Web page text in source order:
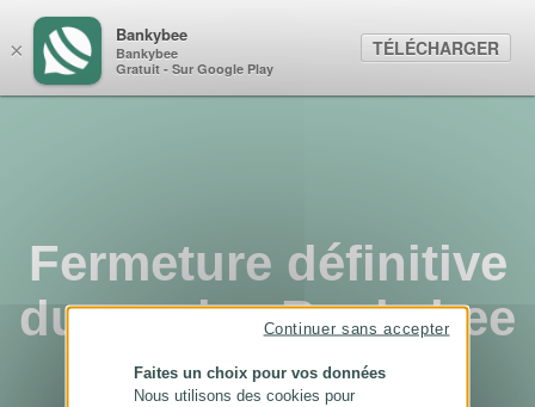
Fermeture définitive
du service Bankybee
...
×
Bankybee
Bankybee
Gratuit - Sur Google Play
TÉLÉCHARGER
Faites un choix pour vos données
Nous utilisons des cookies pour
Continuer sans accepter